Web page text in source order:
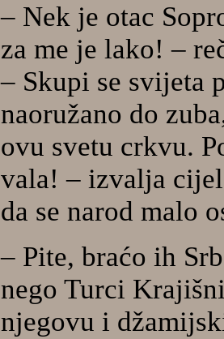
– Nek je otac
za me je lako! –
– Skupi se svijeta
naoružano do
ovu svetu crkvu.
vala! – izvalja
da se narod malo
– Pite, braćo ih
nego Turci
njegovu i